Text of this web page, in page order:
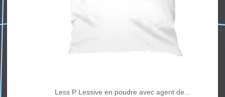
Less P Lessive en poudre avec agent de...